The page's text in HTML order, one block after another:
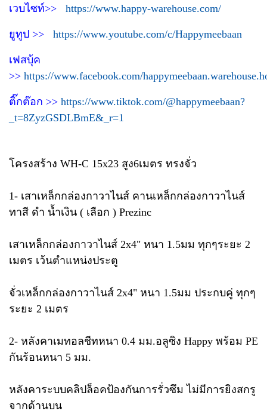
เวบไซท์>> https://www.happy-warehouse.com/
ยูทูป >> https://www.youtube.com/c/Happymeebaan
เฟสบุ้ค
>> https://www.facebook.com/
ติ๊กต๊อก >> https://www.tiktok.com/@happymeebaan?
_t=8ZyzGSDLBmE&_r=1
โครงสร้าง WH-C 15x23 สูง6เมตร ทรงจั่ว
1- เสาเหล็กกล่องกาวาไนส์ คานเหล็กกล่องกาวาไนส์
ทาสี ดำ น้ำเงิน ( เลือก ) Prezinc
เสาเหล็กกล่องกาวาไนส์ 2x4" หนา 1.5มม ทุกๆระยะ 2
เมตร เว้นตำแหน่งประตู
จั่วเหล็กกล่องกาวาไนส์ 2x4" หนา 1.5มม ประกบคู่ ทุกๆ
ระยะ 2 เมตร
2- หลังคาเมทอลชีทหนา 0.4 มม.อลูซิง Happy พร้อม PE
กันร้อนหนา 5 มม.
หลังคาระบบคลิปล็อคป้องกันการรั่วซึม ไม่มีการยิงสกรู
จากด้านบน